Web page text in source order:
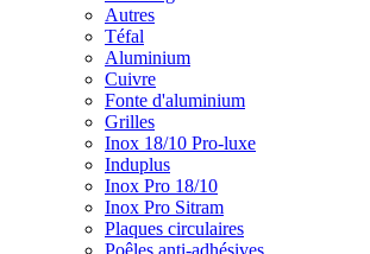
Autres
Téfal
Aluminium
Cuivre
Fonte d'aluminium
Grilles
Inox 18/10 Pro-luxe
Induplus
Inox Pro 18/10
Inox Pro Sitram
Plaques circulaires
Poêles anti-adhésives